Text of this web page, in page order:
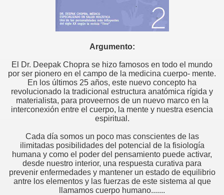
Argumento:
El Dr. Deepak Chopra se hizo famosos en todo el mundo
por ser pionero en el campo de la medicina cuerpo- mente.
En los últimos 25 años, este nuevo concepto ha
revolucionado la tradicional estructura anatómica rígida y
materialista, para proveernos de un nuevo marco en la
interconexión entre el cuerpo, la mente y nuestra esencia
espiritual.
Cada día somos un poco mas conscientes de las
ilimitadas posibilidades del potencial de la fisiología
humana y como el poder del pensamiento puede activar,
desde nuestro interior, una respuesta curativa para
prevenir enfermedades y mantener un estado de equilibrio
antre los elementos y las fuerzas de este sistema al que
llamamos cuerpo humano.......